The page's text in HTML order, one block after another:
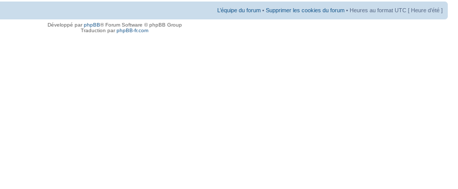
L’équipe du forum • Supprimer les cookies du forum • Heures au format UTC [ Heure d’été ]
Développé parphpBB® Forum Software © phpBB Group
Traduction parphpBB-fr.com